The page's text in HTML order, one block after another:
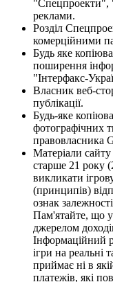
"Спецпроекти",
реклами.
Розділ
комерційними
Будь яке
поширення
"Інтерфакс-
Власник веб-
публікації.
Будь-яке
фотографічних
правовласника
Матеріали
старше 21 року
викликати
(принципів)
ознак
Пам'ятайте, що
джерелом
Інформаційний
ігри на реальні
приймає ні в
платежів, які